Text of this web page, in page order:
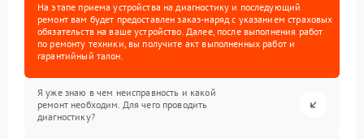
На этапе приема устройства на диагностику и последующий
ремонт вам будет предоставлен заказ-наряд с указанием страховых
обязательств на ваше устройство. Далее, после выполнения работ
по ремонту техники, вы получите акт выполненных работ и
гарантийный талон.
Я уже знаю в чем неисправность и какой
ремонт необходим. Для чего проводить
диагностику?